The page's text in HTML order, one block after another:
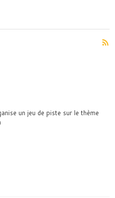
un jeu de piste sur le thème